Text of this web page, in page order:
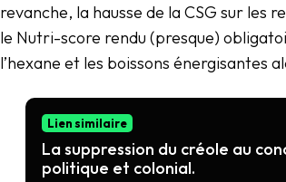
revanche, la hausse de la CSG sur les
le Nutri-score rendu (presque)
l’hexane et les boissons énergisantes
Lien similaire
La suppression du créole au
politique et colonial.